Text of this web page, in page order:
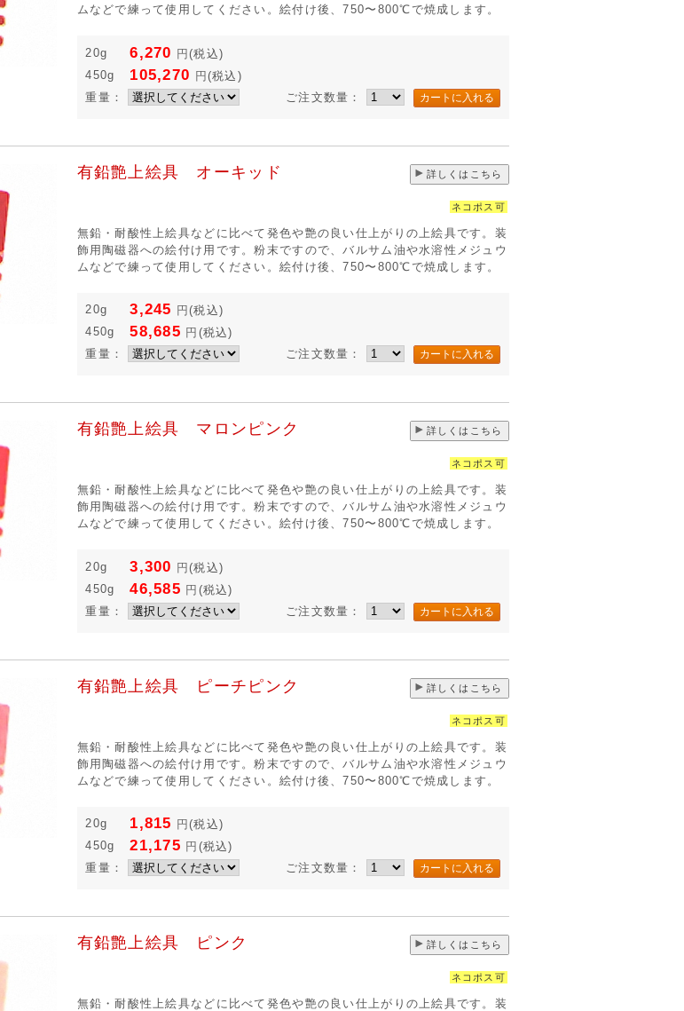
ムなどで練って使用してください。絵付け後、750〜800℃で焼成します。
20g 6,270 円(税込)
450g
105,270 円 (税込)
重量：
ご注文数量：
有鉛艶上絵具 オーキッド 詳しくはこちら
ネコポス可
無鉛・耐酸性上絵具などに比べて発色や艶の良い仕上がりの上絵具です。装
飾用陶磁器への絵付け用です。粉末ですので、バルサム油や水溶性メジュウ
ムなどで練って使用してください。絵付け後、750〜800℃で焼成します。
20g 3,245 円(税込)
450g
58,685 円 (税込)
重量：
ご注文数量：
有鉛艶上絵具 マロンピンク 詳しくはこちら
ネコポス可
無鉛・耐酸性上絵具などに比べて発色や艶の良い仕上がりの上絵具です。装
飾用陶磁器への絵付け用です。粉末ですので、バルサム油や水溶性メジュウ
ムなどで練って使用してください。絵付け後、750〜800℃で焼成します。
20g 3,300 円(税込)
450g
46,585 円 (税込)
重量：
ご注文数量：
有鉛艶上絵具 ピーチピンク 詳しくはこちら
ネコポス可
無鉛・耐酸性上絵具などに比べて発色や艶の良い仕上がりの上絵具です。装
飾用陶磁器への絵付け用です。粉末ですので、バルサム油や水溶性メジュウ
ムなどで練って使用してください。絵付け後、750〜800℃で焼成します。
20g 1,815 円(税込)
450g
21,175 円 (税込)
重量：
ご注文数量：
有鉛艶上絵具 ピンク 詳しくはこちら
ネコポス可
無鉛・耐酸性上絵具などに比べて発色や艶の良い仕上がりの上絵具です。装